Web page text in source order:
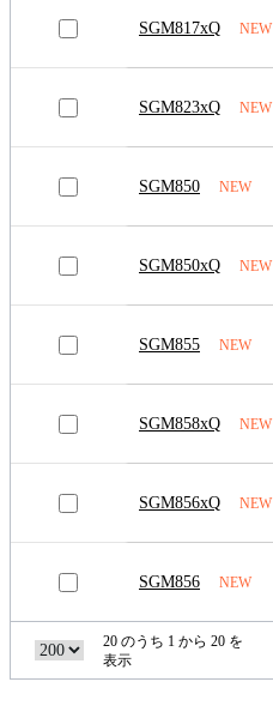
SGM817xQ NEW
SGM823xQ NEW
SGM850 NEW
SGM850xQ NEW
SGM855 NEW
SGM858xQ NEW
SGM856xQ NEW
SGM856 NEW
20 のうち 1 から 20 を
表示